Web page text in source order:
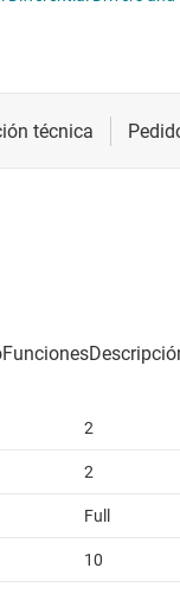
integrados HDMI,
2
2
Full
10